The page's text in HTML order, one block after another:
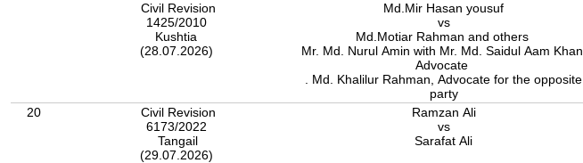
Civil Revision
1425/2010
Kushtia
(28.07.2026)
Md.Mir Hasan yousuf
vs
Md.Motiar Rahman and others
Mr. Md. Nurul Amin with Mr. Md. Saidul Aam Khan,
Advocate
. Md. Khalilur Rahman, Advocate for the opposite
party
20
Civil Revision
6173/2022
Tangail
(29.07.2026)
Ramzan Ali
vs
Sarafat Ali